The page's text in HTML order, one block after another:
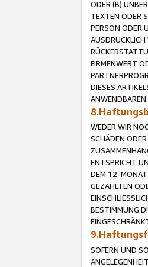
ODER (B)
TEXTEN ODER
PERSON ODER
AUSDRÜCKLICH
FIRMENWERT
DIESES
WEDER WIR
SCHÄDEN
ENTSPRICHT
DEM 12-
GEZAHLTEN
BESTIMMUNG
SOFERN UND